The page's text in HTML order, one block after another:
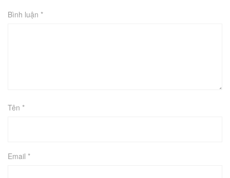
Bình luận *
Tên *
Email *